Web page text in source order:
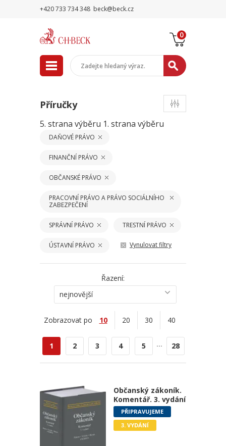
+420 733 734 348 beck@beck.cz
0
Příručky
5. strana výběru 1. strana výběru
DAŇOVÉ PRÁVO
FINANČNÍ PRÁVO
OBČANSKÉ PRÁVO
PRACOVNÍ PRÁVO A PRÁVO SOCIÁLNÍHO
ZABEZPEČENÍ
SPRÁVNÍ PRÁVO TRESTNÍ PRÁVO
ÚSTAVNÍ PRÁVO Vynulovat filtry
Řazení:
nejnovější
Zobrazovat po 10 20 30 40
1 2 3 4 5 ... 28
Občanský zákoník.
Komentář. 3. vydání
PŘIPRAVUJEME
3. VYDÁNÍ